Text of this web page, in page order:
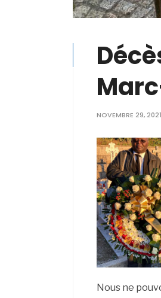
NOVEMBRE 29, 2021
Nous ne